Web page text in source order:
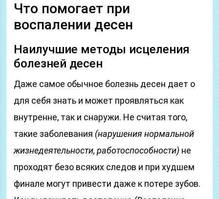
Что помогает при
воспалении десен
Наилучшие методы исцеления
болезней десен
Даже самое обычное болезнь десен дает о
для себя знать и может проявляться как
внутренне, так и снаружи. Не считая того,
такие заболевания (нарушения нормальной
жизнедеятельности, работоспособности) не
проходят безо всяких следов и при худшем
финале могут привести даже к потере зубов.